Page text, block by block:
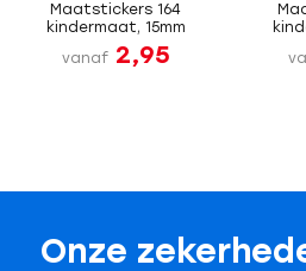
Maatstickers 164
kindermaat, 15mm
vanaf 2,95
Onze